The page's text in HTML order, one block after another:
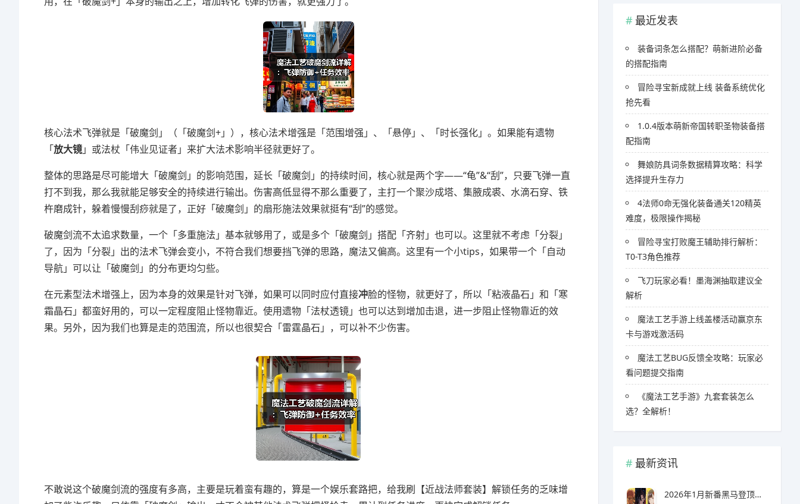
核心法术飞弹就是「破魔剑」（「破魔剑+」），核心法术增强是「范围增强」、「悬停」、「时长强化」。如果能有遗物
「放大镜」或法杖「伟业见证者」来扩大法术影响半径就更好了。
整体的思路是尽可能增大「破魔剑」的影响范围，延长「破魔剑」的持续时间，核心就是两个字——“龟”&“刮”，只要飞弹一直
打不到我，那么我就能足够安全的持续进行输出。伤害高低显得不那么重要了，主打一个聚沙成塔、集腋成裘、水滴石穿、铁
杵磨成针，躲着慢慢刮痧就是了，正好「破魔剑」的扇形施法效果就挺有“刮”的感觉。
破魔剑流不太追求数量，一个「多重施法」基本就够用了，或是多个「破魔剑」搭配「齐射」也可以。这里就不考虑「分裂」
了，因为「分裂」出的法术飞弹会变小，不符合我们想要挡飞弹的思路，魔法又偏高。这里有一个小tips，如果带一个「自动
导航」可以让「破魔剑」的分布更均匀些。
在元素型法术增强上，因为本身的效果是针对飞弹，如果可以同时应付直接冲脸的怪物，就更好了，所以「粘液晶石」和「寒
霜晶石」都蛮好用的，可以一定程度阻止怪物靠近。使用遗物「法杖透镜」也可以达到增加击退，进一步阻止怪物靠近的效
果。另外，因为我们也算是走的范围流，所以也很契合「雷霆晶石」，可以补不少伤害。
不敢说这个破魔剑流的强度有多高，主要是玩着蛮有趣的，算是一个娱乐套路把，给我刷【近战法师套装】解锁任务的乏味增
最近发表
装备词条怎么搭配？萌新进阶必备
的搭配指南
冒险寻宝新成就上线 装备系统优化
抢先看
1.0.4版本萌新帝国转职圣物装备搭
配指南
舞娘防具词条数据精算攻略：科学
选择提升生存力
4法师0命无强化装备通关120精英
难度，极限操作揭秘
冒险寻宝打败魔王辅助排行解析：
T0-T3角色推荐
飞刀玩家必看！墨海渊抽取建议全
解析
魔法工艺手游上线盖楼活动赢京东
卡与游戏激活码
魔法工艺BUG反馈全攻略：玩家必
看问题提交指南
《魔法工艺手游》九套套装怎么
选？全解析！
最新资讯
2026年1月新番黑马登顶，竟然力压《咒术回战》拿下第一